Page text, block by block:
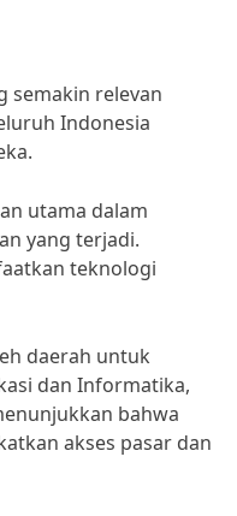
semakin relevan
Indonesia
utama dalam
yang terjadi.
teknologi
daerah untuk
dan Informatika,
bahwa
akses pasar dan